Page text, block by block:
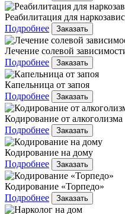
Реабилитация для
Подробнее
Заказать
Лечение солевой
Подробнее
Заказать
Капельница от запоя
Подробнее
Заказать
Кодирование от алкоголизма
Подробнее
Заказать
Кодирование на дому
Подробнее
Заказать
Кодирование «Торпедо»
Подробнее
Заказать